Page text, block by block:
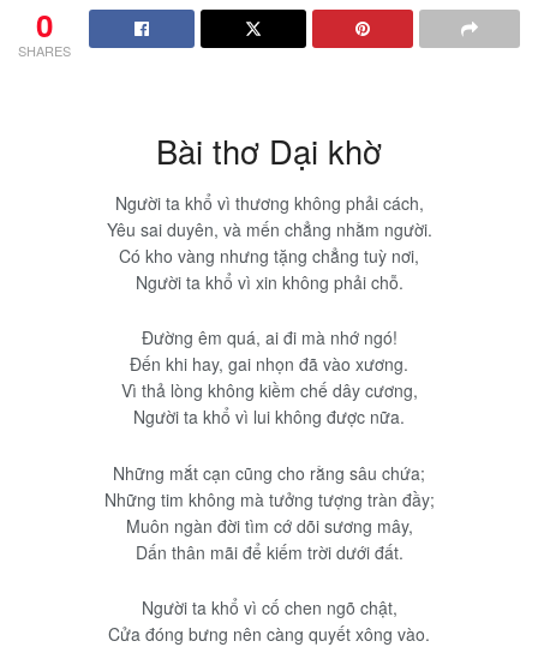
0
SHARES
Bài thơ Dại khờ
Người ta khổ vì thương không phải cách,
Yêu sai duyên, và mến chẳng nhằm người.
Có kho vàng nhưng tặng chẳng tuỳ nơi,
Người ta khổ vì xin không phải chỗ.
Đường êm quá, ai đi mà nhớ ngó!
Đến khi hay, gai nhọn đã vào xương.
Vì thả lòng không kiềm chế dây cương,
Người ta khổ vì lui không được nữa.
Những mắt cạn cũng cho rằng sâu chứa;
Những tim không mà tưởng tượng tràn đầy;
Muôn ngàn đời tìm cớ dõi sương mây,
Dấn thân mãi để kiếm trời dưới đất.
Người ta khổ vì cố chen ngõ chật,
Cửa đóng bưng nên càng quyết xông vào.